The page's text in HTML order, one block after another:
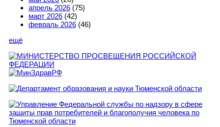
апрель 2026 (75)
март 2026 (42)
февраль 2026 (46)
ещё